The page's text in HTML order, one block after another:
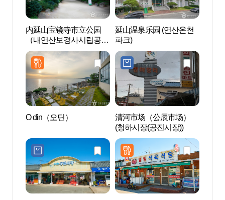
内延山宝镜寺市立公园
（내연산보경사시립공
원）
延山温泉乐园 (연산온천
파크)
O din（오딘）
清河市场（公辰市场）
(청하시장(공진시장))